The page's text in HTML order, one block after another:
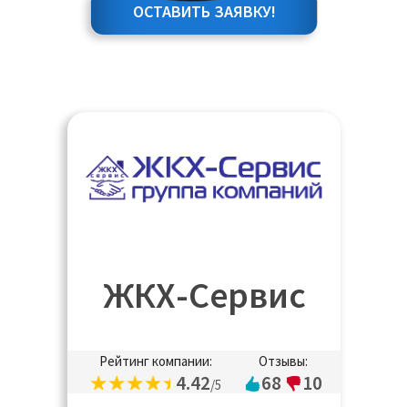
ОСТАВИТЬ ЗАЯВКУ!
ЖКХ-Сервис
Рейтинг компании:
4.42/5
Отзывы:
68 10